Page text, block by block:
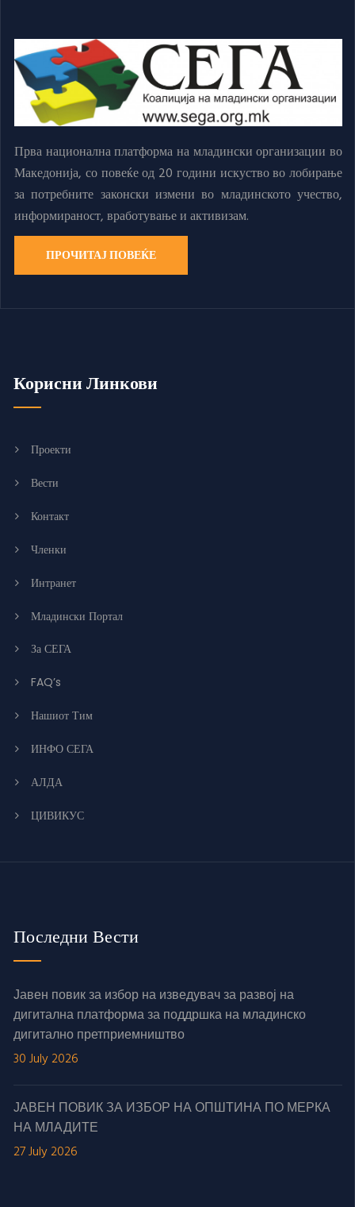
Прва национална платформа на младински организации во
Македонија, со повеќе од 20 години искуство во лобирање
за потребните законски измени во младинското учество,
информираност, вработување и активизам.
ПРОЧИТАЈ ПОВЕЌЕ
Корисни Линкови
Проекти
Вести
Контакт
Членки
Интранет
Младински Портал
За СЕГА
FAQ’s
Нашиот Тим
ИНФО СЕГА
АЛДА
ЦИВИКУС
Последни Вести
Јавен повик за избор на изведувач за развој на
дигитална платформа за поддршка на младинско
дигитално претприемништво
30 July 2026
ЈАВЕН ПОВИК ЗА ИЗБОР НА ОПШТИНА ПО МЕРКА
НА МЛАДИТЕ
27 July 2026